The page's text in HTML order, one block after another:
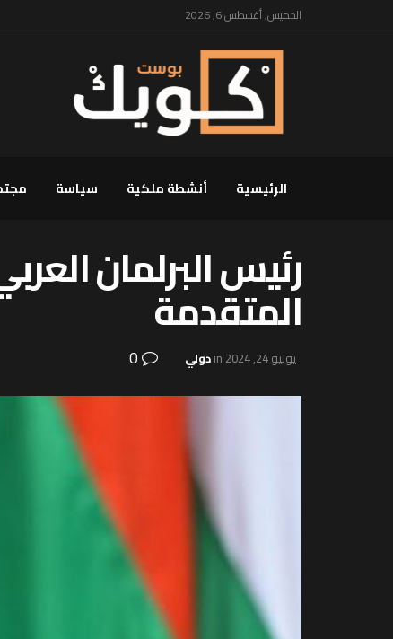
الخميس, أغسطس 6, 2026
الرئيسية أنشطة ملكية سياسة
رئيس البرلمان
المتقدمة
يوليو 24, 2024 inدولي